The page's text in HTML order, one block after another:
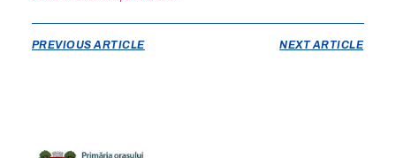
PREVIOUS ARTICLE NEXT ARTICLE